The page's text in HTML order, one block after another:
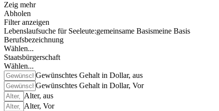
Zeig mehr
Abholen
Filter anzeigen
Lebenslaufsuche für Seeleute:gemeinsame Basismeine Basis
Berufsbezeichnung
Wählen...
Staatsbürgerschaft
Wählen...
Gewünschtes Gehalt in Dollar, aus
Gewünschtes Gehalt in Dollar, Vor
Alter, aus
Alter, Vor